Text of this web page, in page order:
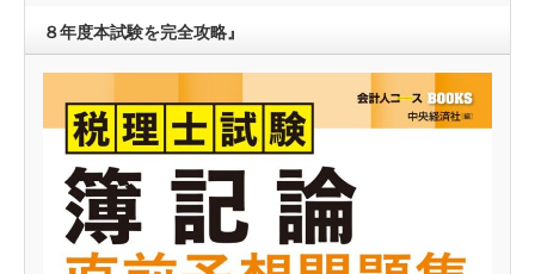
８年度本試験を完全攻略』